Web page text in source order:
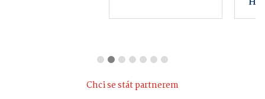
Chci se stát partnerem